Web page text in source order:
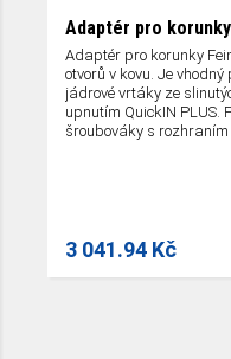
Adaptér pro korunky
Adaptér pro korunky
otvorů v kovu. Je
jádrové vrtáky ze
upnutím QuickIN PLUS.
šroubováky s
3 041.94 Kč